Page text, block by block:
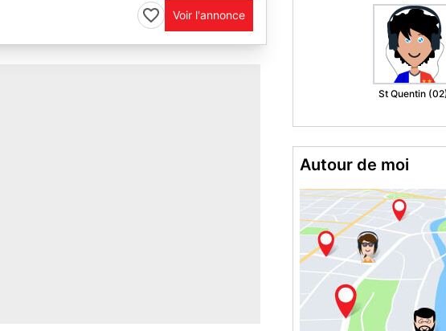
Voir l'annonce
Grenoble (38)
Autour de moi